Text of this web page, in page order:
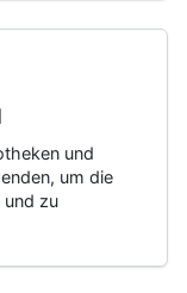
und
um die
und zu